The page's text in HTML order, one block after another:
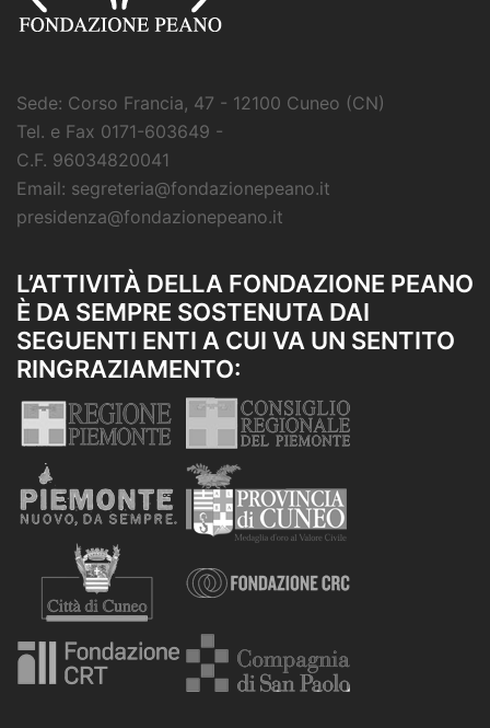
Sede: Corso Francia, 47 - 12100 Cuneo (CN)
Tel. e Fax 0171-603649 -
C.F. 96034820041
Email: segreteria@fondazionepeano.it
presidenza@fondazionepeano.it
L’ATTIVITÀ DELLA FONDAZIONE PEANO
È DA SEMPRE SOSTENUTA DAI
SEGUENTI ENTI A CUI VA UN SENTITO
RINGRAZIAMENTO: